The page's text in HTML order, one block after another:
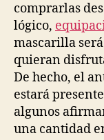
comprarlas
lógico,
mascarilla
quieran
De hecho, el
estará
algunos
una cantidad